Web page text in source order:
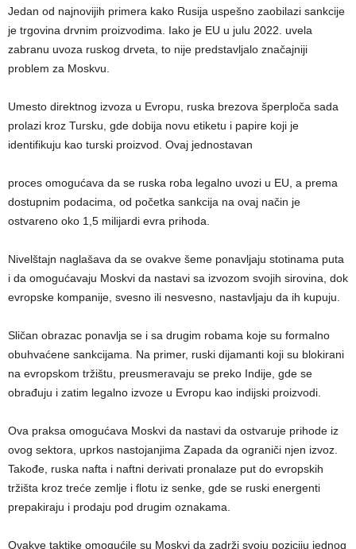
Jedan od najnovijih primera kako Rusija uspešno zaobilazi sankcije
je trgovina drvnim proizvodima. Iako je EU u julu 2022. uvela
zabranu uvoza ruskog drveta, to nije predstavljalo značajniji
problem za Moskvu.
Umesto direktnog izvoza u Evropu, ruska brezova šperploča sada
prolazi kroz Tursku, gde dobija novu etiketu i papire koji je
identifikuju kao turski proizvod. Ovaj jednostavan
proces omogućava da se ruska roba legalno uvozi u EU, a prema
dostupnim podacima, od početka sankcija na ovaj način je
ostvareno oko 1,5 milijardi evra prihoda.
Nivelštajn naglašava da se ovakve šeme ponavljaju stotinama puta
i da omogućavaju Moskvi da nastavi sa izvozom svojih sirovina, dok
evropske kompanije, svesno ili nesvesno, nastavljaju da ih kupuju.
Sličan obrazac ponavlja se i sa drugim robama koje su formalno
obuhvaćene sankcijama. Na primer, ruski dijamanti koji su blokirani
na evropskom tržištu, preusmeravaju se preko Indije, gde se
obrađuju i zatim legalno izvoze u Evropu kao indijski proizvodi.
Ova praksa omogućava Moskvi da nastavi da ostvaruje prihode iz
ovog sektora, uprkos nastojanjima Zapada da ograniči njen izvoz.
Takođe, ruska nafta i naftni derivati pronalaze put do evropskih
tržišta kroz treće zemlje i flotu iz senke, gde se ruski energenti
prepakiraju i prodaju pod drugim oznakama.
Ovakve taktike omogućile su Moskvi da zadrži svoju poziciju jednog